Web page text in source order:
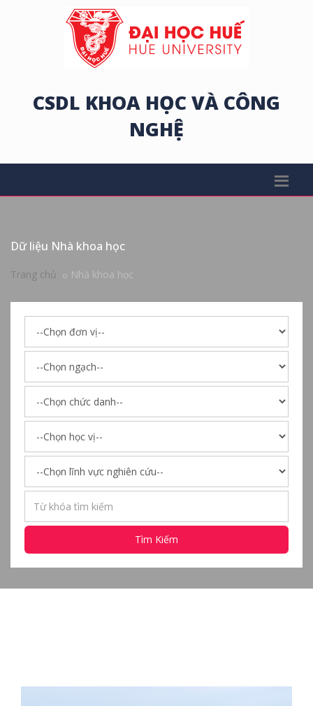
CSDL KHOA HỌC VÀ CÔNG
NGHỆ
Dữ liệu Nhà khoa học
Trang chủ Nhà khoa học
Tìm Kiếm